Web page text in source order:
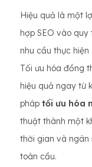
Hiệu quả là một
hợp SEO vào
nhu cầu thực
Tối ưu hóa đồng
hiệu quả ngay từ
pháp tối ưu hóa
thuật thành một
thời gian và
toàn cầu.